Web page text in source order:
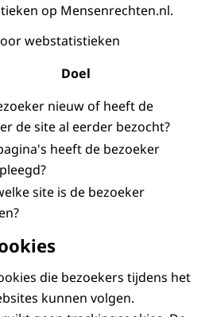
op Mensenrechten.nl.
webstatistieken
Doel
nieuw of heeft de
de site al eerder bezocht?
heeft de bezoeker
site is de bezoeker
die bezoekers tijdens het
kunnen volgen.